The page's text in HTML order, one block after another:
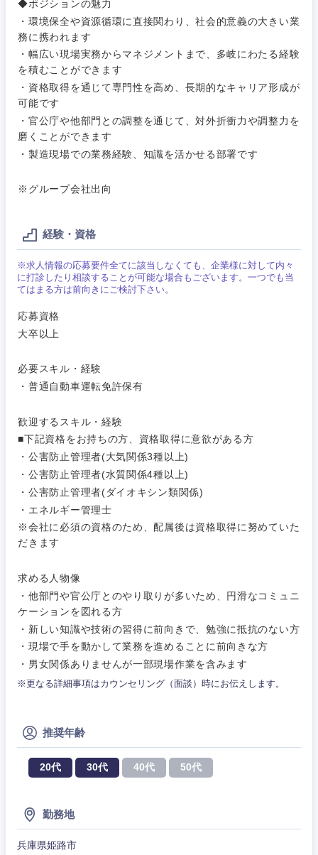
◆ポジションの魅力
・環境保全や資源循環に直接関わり、社会的意義の大きい業
務に携われます
・幅広い現場実務からマネジメントまで、多岐にわたる経験
を積むことができます
・資格取得を通じて専門性を高め、長期的なキャリア形成が
可能です
・官公庁や他部門との調整を通じて、対外折衝力や調整力を
磨くことができます
・製造現場での業務経験、知識を活かせる部署です
※グループ会社出向
経験・資格
※求人情報の応募要件全てに該当しなくても、企業様に対して内々
に打診したり相談することが可能な場合もございます。一つでも当
てはまる方は前向きにご検討下さい。
応募資格
大卒以上
必要スキル・経験
・普通自動車運転免許保有
歓迎するスキル・経験
■下記資格をお持ちの方、資格取得に意欲がある方
・公害防止管理者(大気関係3種以上)
・公害防止管理者(水質関係4種以上)
・公害防止管理者(ダイオキシン類関係)
・エネルギー管理士
※会社に必須の資格のため、配属後は資格取得に努めていた
だきます
求める人物像
・他部門や官公庁とのやり取りが多いため、円滑なコミュニ
ケーションを図れる方
・新しい知識や技術の習得に前向きで、勉強に抵抗のない方
・現場で手を動かして業務を進めることに前向きな方
・男女関係ありませんが一部現場作業を含みます
※更なる詳細事項はカウンセリング（面談）時にお伝えします。
推奨年齢
20代 30代 40代 50代
勤務地
兵庫県姫路市
サービス
クリエイ
ティブ
コンサル
タント
Webサー
作、ゲー
ム
（モノづ
くり）
金融専門
職
メディカ
ル
不動産専
門職
建設・施
工管理
その他
クリエイティブ
コンサルタント
専門職
技術職（IT）、Webサービス・制作、ゲーム
技術職（モノづくり）
金融専門職
メディカル
不動産専門職
事務職
その他
金融
建設・不動産
倉庫・運輸・物流
小売・通販・外食
WEBサービス
コンサル・シンクタンク
マスメディア
エンターテイメント
法律・特許事務所・監査法人
人材・アウトソーシング
関東地方
群馬県
神奈川県
甲信越・北陸
上場企業
業
外資系企業 英語を活かす
転勤なし 海外勤務あり